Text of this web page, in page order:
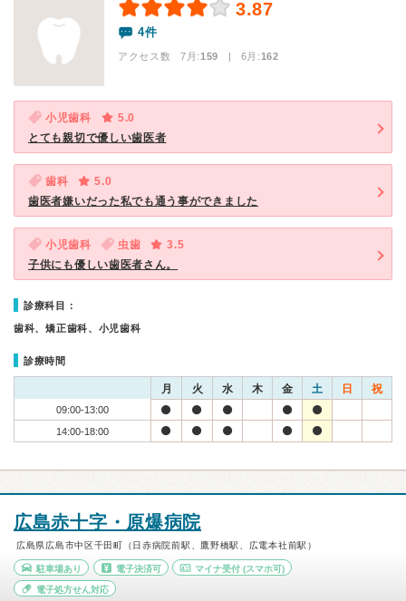
3.87
4件
アクセス数 7月:159 | 6月:162
小児歯科
5.0
とても親切で優しい歯医者
歯科
5.0
歯医者嫌いだった私でも通う事ができました
小児歯科 虫歯
3.5
子供にも優しい歯医者さん。
診療科目：
歯科、矯正歯科、小児歯科
診療時間
月 火 水 木 金 土 日 祝
09:00-13:00
14:00-18:00
広島赤十字・原爆病院
広島県広島市中区千田町（日赤病院前駅、鷹野橋駅、広電本社前駅）
駐車場あり 電子決済可 マイナ受付 (スマホ可)
電子処方せん対応